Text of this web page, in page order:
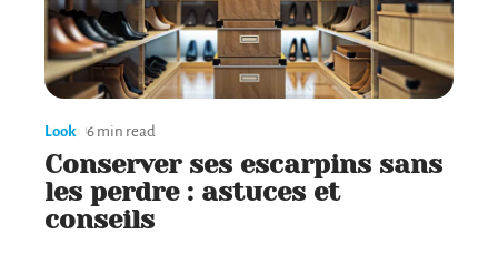
Look 6 min read
Conserver ses escarpins sans
les perdre : astuces et
conseils